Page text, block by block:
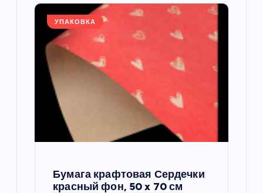
УПАКОВКА
Бумага крафтовая Сердечки
красный фон, 50 x 70 см